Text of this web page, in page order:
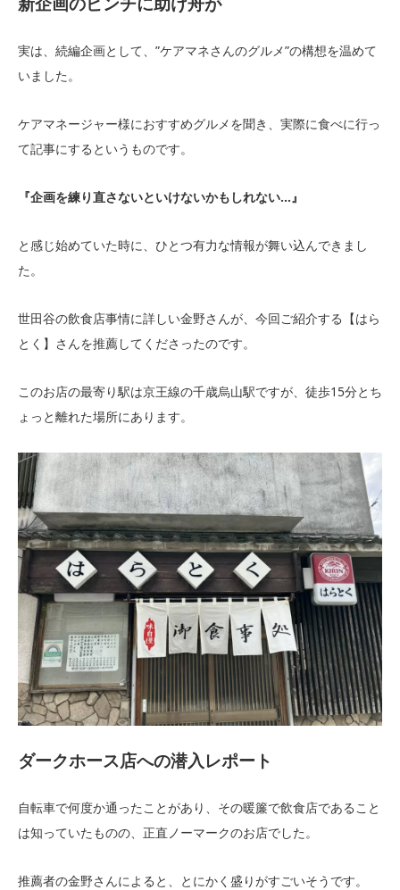
実は、続編企画として、”ケアマネさんのグルメ”の構想を温めて
いました。
ケアマネージャー様におすすめグルメを聞き、実際に食べに行っ
て記事にするというものです。
『企画を練り直さないといけないかもしれない…』
と感じ始めていた時に、ひとつ有力な情報が舞い込んできまし
た。
世田谷の飲食店事情に詳しい金野さんが、今回ご紹介する【はら
とく】さんを推薦してくださったのです。
このお店の最寄り駅は京王線の千歳烏山駅ですが、徒歩15分とち
ょっと離れた場所にあります。
ダークホース店への潜入レポート
自転車で何度か通ったことがあり、その暖簾で飲食店であること
は知っていたものの、正直ノーマークのお店でした。
推薦者の金野さんによると、とにかく盛りがすごいそうです。